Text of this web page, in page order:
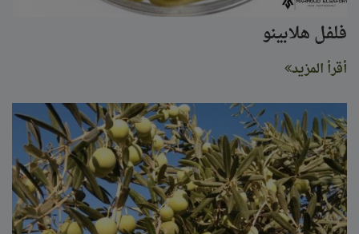
فلفل هلابينو
أقرأ المزيد